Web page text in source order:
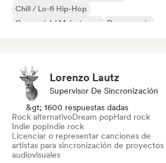
Chill / Lo-fi Hip-Hop
Comercial / Mainstream
Dance music
Lorenzo Lautz
Supervisor De Sincronización
&gt; 1600 respuestas dadas
Rock alternativoDream popHard rock
Indie popIndie rock
Licenciar o representar canciones de
artistas para sincronización de proyectos
audiovisuales